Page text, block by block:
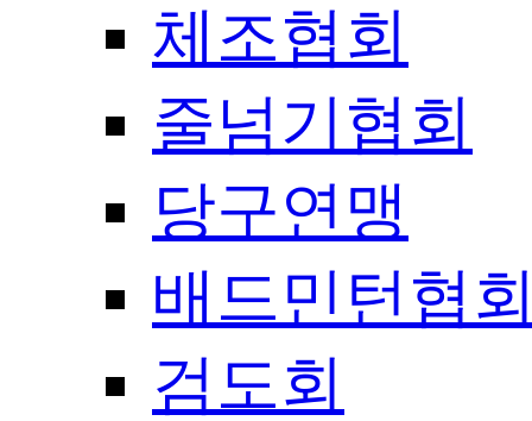
체조협회
줄넘기협회
당구연맹
배드민턴협
검도회